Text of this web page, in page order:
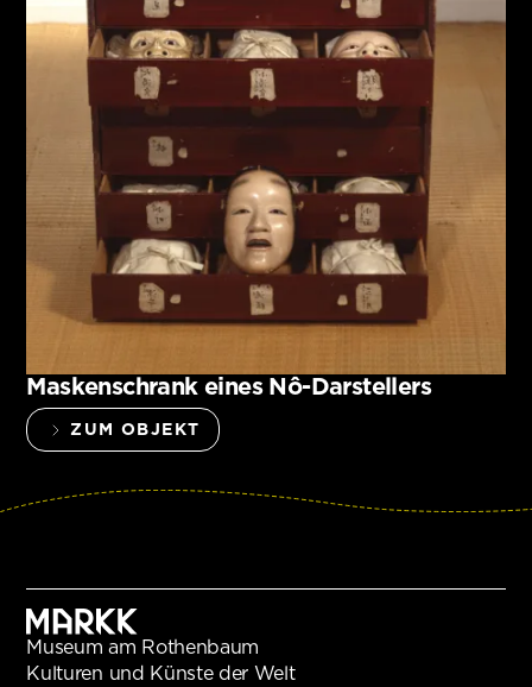
Maskenschrank eines Nô-Darstellers
ZUM OBJEKT
Museum am Rothenbaum
Kulturen und Künste der Welt